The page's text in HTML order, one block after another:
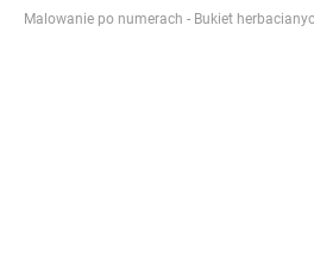
Malowanie po numerach - Bukiet